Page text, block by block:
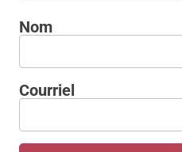
Nom
Courriel